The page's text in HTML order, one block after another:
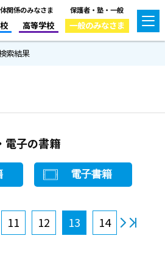
関係のみなさま
高等学校
保護者・塾・一般
一般のみなさま
索結果
電子の書籍
電子書籍
11 12 13 14